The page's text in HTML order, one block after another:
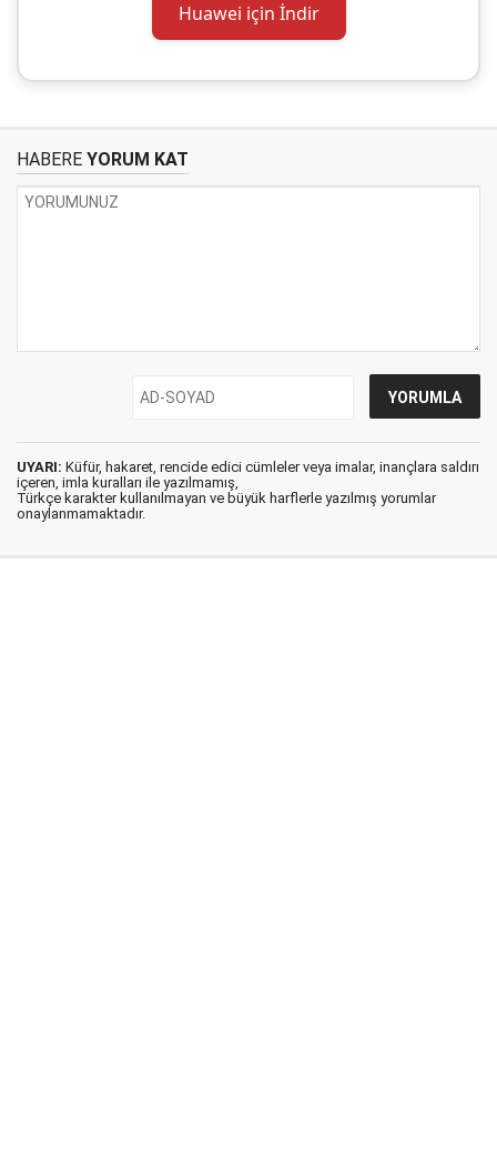
Huawei için İndir
HABERE YORUM KAT
UYARI: Küfür, hakaret, rencide edici cümleler veya imalar, inançlara saldırı
içeren, imla kuralları ile yazılmamış,
Türkçe karakter kullanılmayan ve büyük harflerle yazılmış yorumlar
onaylanmamaktadır.